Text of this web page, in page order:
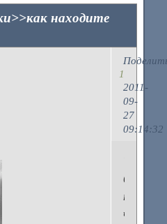
находите
1
2011-
09-
27
09:14:32
бывает
такое,
что